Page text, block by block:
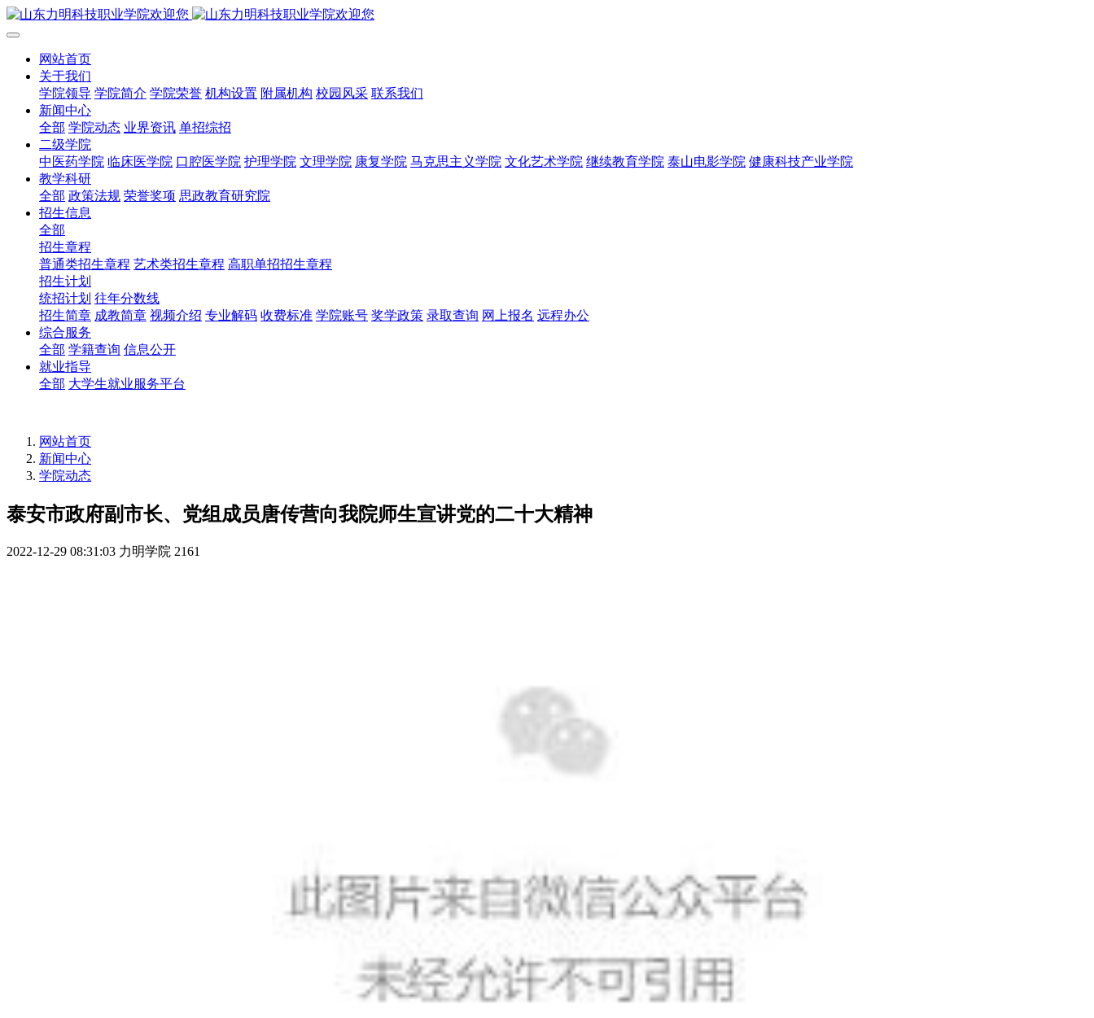
网站首页
关于我们
学院领导 学院简介 学院荣誉 机构设置 附属机构 校园风采 联系我们
新闻中心
全部 学院动态 业界资讯 单招综招
二级学院
中医药学院 临床医学院 口腔医学院 护理学院 文理学院 康复学院 马克思主义学院 文化艺术学院 继续教育学院 泰山电影学院 健康科技产业学院
教学科研
全部 政策法规 荣誉奖项 思政教育研究院
招生信息
全部
招生章程
普通类招生章程 艺术类招生章程 高职单招招生章程
招生计划
统招计划 往年分数线
招生简章 成教简章 视频介绍 专业解码 收费标准 学院账号 奖学政策 录取查询 网上报名 远程办公
综合服务
全部 学籍查询 信息公开
就业指导
全部 大学生就业服务平台
网站首页
新闻中心
学院动态
泰安市政府副市长、党组成员唐传营向我院师生宣讲党的二十大精神
2022-12-29 08:31:03 力明学院 2161